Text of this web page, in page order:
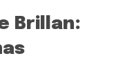
Brillan: